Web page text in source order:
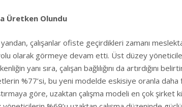
Üretken Olundu
çalışanlar ofiste geçirdikleri zamanı
olarak görmeye devam etti. Üst düzey
yanı sıra, çalışan bağlılığını da artırdığını
%77’si, bu yeni modelde eskisiye oranla
göre, uzaktan çalışma modeli en çok